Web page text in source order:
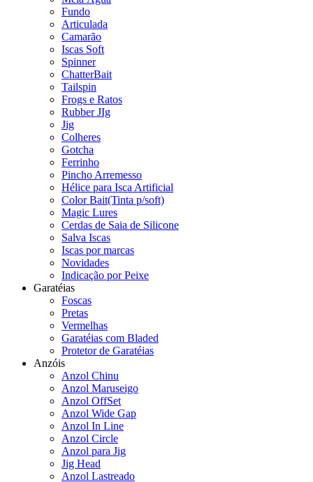
Fundo
Articulada
Camarão
Iscas Soft
Spinner
ChatterBait
Tailspin
Frogs e Ratos
Rubber JIg
Jig
Colheres
Gotcha
Ferrinho
Pincho Arremesso
Hélice para Isca Artificial
Color Bait(Tinta p/soft)
Magic Lures
Cerdas de Saia de Silicone
Salva Iscas
Iscas por marcas
Novidades
Indicação por Peixe
Garatéias
Foscas
Pretas
Vermelhas
Garatéias com Bladed
Protetor de Garatéias
Anzóis
Anzol Chinu
Anzol Maruseigo
Anzol OffSet
Anzol Wide Gap
Anzol In Line
Anzol Circle
Anzol para Jig
Jig Head
Anzol Lastreado